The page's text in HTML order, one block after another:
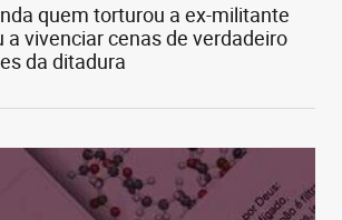
quem torturou a ex-militante
a vivenciar cenas de verdadeiro
da ditadura